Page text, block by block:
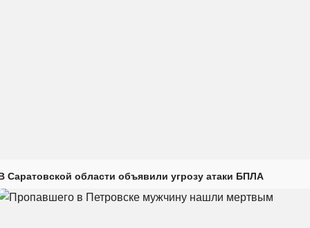
Саратовской области объявили угрозу атаки БПЛА